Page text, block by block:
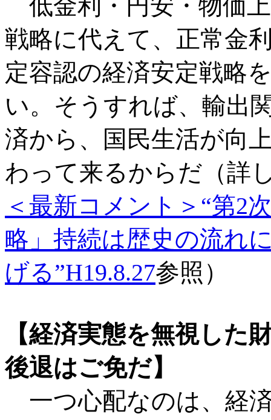
低金利・円安・物価
戦略に代えて、正常金
定容認の経済安定戦略
い。そうすれば、輸出
済から、国民生活が向
わって来るからだ（詳
＜最新コメント＞“第2
略」持続は歴史の流れ
げる”H19.8.27参照）
【経済実態を無視した
後退はご免だ】
一つ心配なのは、経